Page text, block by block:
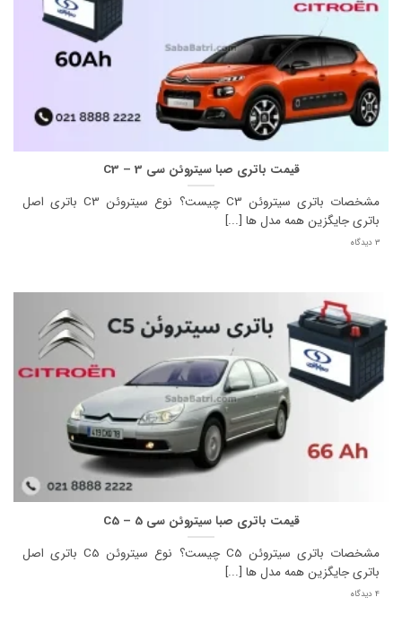
قیمت باتری صبا سیتروئن سی 3 – C3
مشخصات باتری سیتروئن C3 چیست؟ نوع سیتروئن C3 باتری اصل
باتری جایگزین همه مدل ها [...]
3 دیدگاه
قیمت باتری صبا سیتروئن سی 5 – C5
مشخصات باتری سیتروئن C5 چیست؟ نوع سیتروئن C5 باتری اصل
باتری جایگزین همه مدل ها [...]
4 دیدگاه